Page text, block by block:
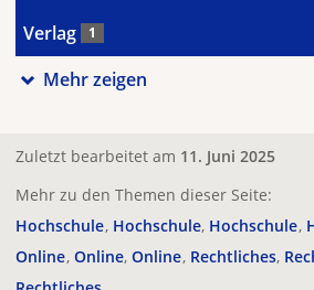
Verlag 1
Mehr zeigen
Zuletzt bearbeitet am 11. Juni 2025
Mehr zu den Themen dieser Seite:
Hochschule Hochschule Hochschule
Online Online Online Rechtliches